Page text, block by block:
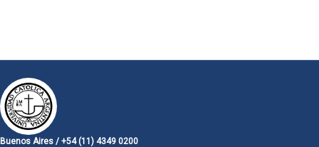
Buenos Aires / +54 (11) 4349 0200